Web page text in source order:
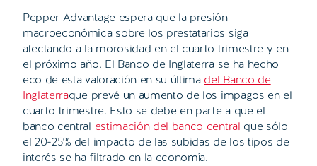
Pepper Advantage espera que la presión
macroeconómica sobre los prestatarios siga
afectando a la morosidad en el cuarto trimestre y en
el próximo año. El Banco de Inglaterra se ha hecho
eco de esta valoración en su última del Banco de
Inglaterraque prevé un aumento de los impagos en el
cuarto trimestre. Esto se debe en parte a que el
banco central estimación del banco central que sólo
el 20-25% del impacto de las subidas de los tipos de
interés se ha filtrado en la economía.